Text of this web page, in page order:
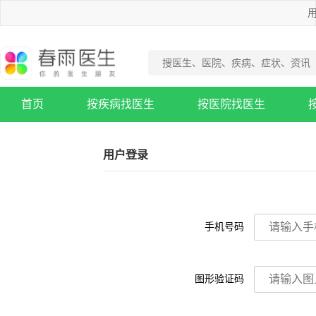
首页 按疾病找医生 按医院找医生
用户登录
手机号码
图形验证码